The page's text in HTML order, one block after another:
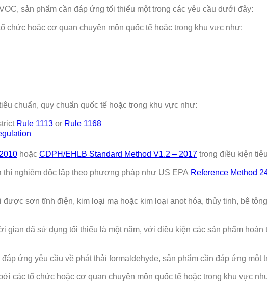
sản phẩm cần đáp ứng tối thiểu một trong các yêu cầu dưới đây:
chức hoặc cơ quan chuyên môn quốc tế hoặc trong khu vực như:
chuẩn, quy chuẩn quốc tế hoặc trong khu vực như:
Rule 1113 or Rule 1168
hoặc CDPH/EHLB Standard Method V1.2 – 2017 trong điều kiện
nghiệm độc lập theo phương pháp như US EPA Reference Method
sơn tĩnh điện, kim loại mạ hoặc kim loại anot hóa, thủy tinh, bê
đã sử dụng tối thiểu là một năm, với điều kiện các sản phẩm
ứng yêu cầu về phát thải formaldehyde, sản phẩm cần đáp ứng một
các tổ chức hoặc cơ quan chuyên môn quốc tế hoặc trong khu vực